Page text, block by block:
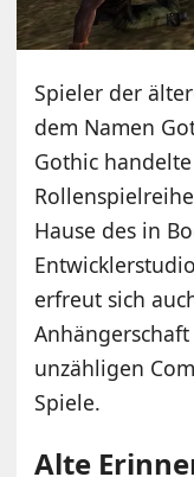
Spieler der
dem Namen
Gothic
Hause des in
erfreut sich
unzähligen
Spiele.
Alte